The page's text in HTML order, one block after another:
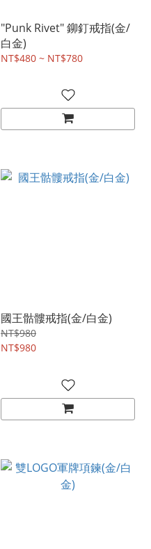
"Punk Rivet" 鉚釘戒指(金/
白金)
NT$480 ~ NT$780
國王骷髏戒指(金/白金)
NT$980
NT$980